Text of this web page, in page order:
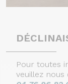
Pour toutes
veuillez